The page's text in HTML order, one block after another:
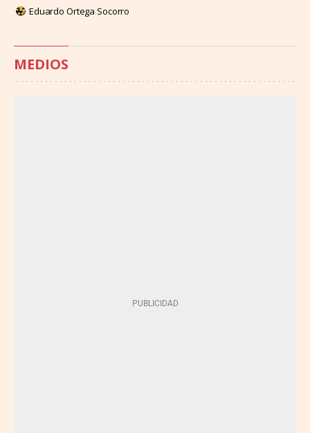
Eduardo Ortega Socorro
MEDIOS